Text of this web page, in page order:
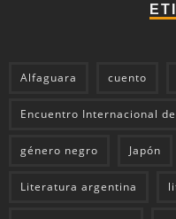
Alfaguara cuento
Encuentro Internacional
género negro Japón
Literatura argentina